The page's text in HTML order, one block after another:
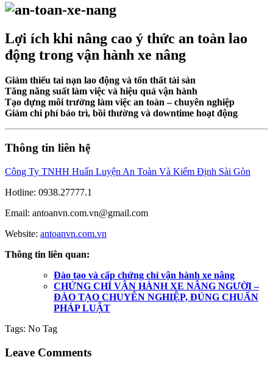
Lợi ích khi nâng cao ý thức an toàn lao
động trong vận hành xe nâng
Giảm thiểu tai nạn lao động và tổn thất tài sản
Tăng năng suất làm việc và hiệu quả vận hành
Tạo dựng môi trường làm việc an toàn – chuyên nghiệp
Giảm chi phí bảo trì, bồi thường và downtime hoạt động
Thông tin liên hệ
Công Ty TNHH Huấn Luyện An Toàn Và Kiểm Định Sài Gòn
Hotline: 0938.27777.1
Email: antoanvn.com.vn@gmail.com
Website: antoanvn.com.vn
Thông tin liên quan:
Đào tạo và cấp chứng chỉ vận hành xe nâng
CHỨNG CHỈ VẬN HÀNH XE NÂNG NGƯỜI –
ĐÀO TẠO CHUYÊN NGHIỆP, ĐÚNG CHUẨN
PHÁP LUẬT
Tags: No Tag
Leave Comments